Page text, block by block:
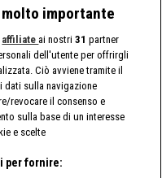
importante
affiliate ai nostri31 partner
dell'utente per offrirgli
Ciò avviene tramite il
dati sulla navigazione
revocare il consenso e
sulla base di un interesse
e scelte
per fornire: